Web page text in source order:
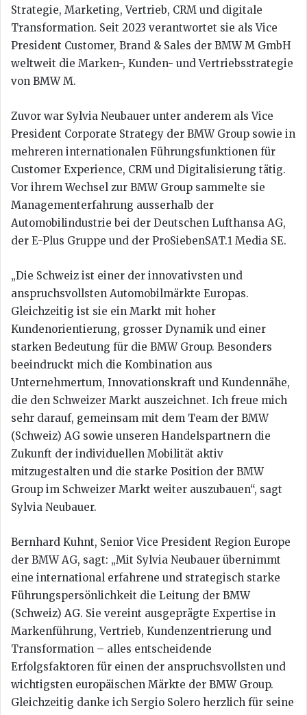
Strategie, Marketing, Vertrieb, CRM und digitale
Transformation. Seit 2023 verantwortet sie als Vice
President Customer, Brand & Sales der BMW M GmbH
weltweit die Marken-, Kunden- und Vertriebsstrategie
von BMW M.
Zuvor war Sylvia Neubauer unter anderem als Vice
President Corporate Strategy der BMW Group sowie in
mehreren internationalen Führungsfunktionen für
Customer Experience, CRM und Digitalisierung tätig.
Vor ihrem Wechsel zur BMW Group sammelte sie
Managementerfahrung ausserhalb der
Automobilindustrie bei der Deutschen Lufthansa AG,
der E-Plus Gruppe und der ProSiebenSAT.1 Media SE.
„Die Schweiz ist einer der innovativsten und
anspruchsvollsten Automobilmärkte Europas.
Gleichzeitig ist sie ein Markt mit hoher
Kundenorientierung, grosser Dynamik und einer
starken Bedeutung für die BMW Group. Besonders
beeindruckt mich die Kombination aus
Unternehmertum, Innovationskraft und Kundennähe,
die den Schweizer Markt auszeichnet. Ich freue mich
sehr darauf, gemeinsam mit dem Team der BMW
(Schweiz) AG sowie unseren Handelspartnern die
Zukunft der individuellen Mobilität aktiv
mitzugestalten und die starke Position der BMW
Group im Schweizer Markt weiter auszubauen“, sagt
Sylvia Neubauer.
Bernhard Kuhnt, Senior Vice President Region Europe
der BMW AG, sagt: „Mit Sylvia Neubauer übernimmt
eine international erfahrene und strategisch starke
Führungspersönlichkeit die Leitung der BMW
(Schweiz) AG. Sie vereint ausgeprägte Expertise in
Markenführung, Vertrieb, Kundenzentrierung und
Transformation – alles entscheidende
Erfolgsfaktoren für einen der anspruchsvollsten und
wichtigsten europäischen Märkte der BMW Group.
Gleichzeitig danke ich Sergio Solero herzlich für seine